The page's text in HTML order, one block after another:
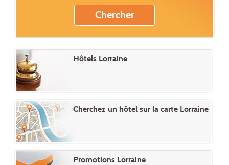
Hôtels Lorraine
Cherchez un hôtel sur la carte Lorraine
Promotions Lorraine